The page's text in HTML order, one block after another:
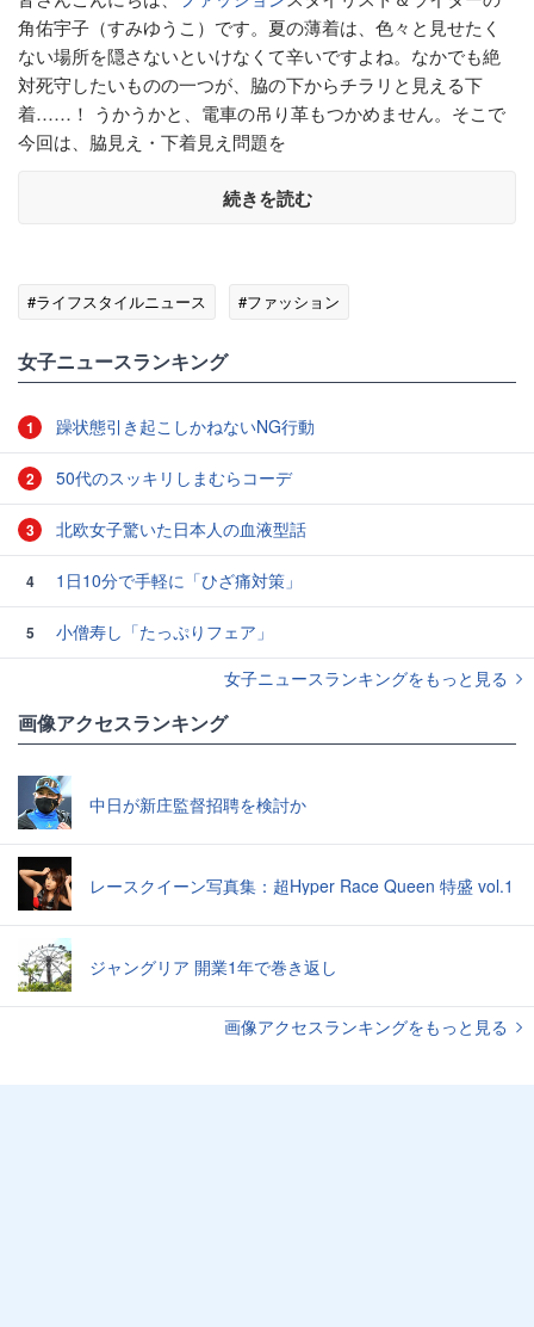
角佑宇子（すみゆうこ）です。夏の薄着は、色々と見せたく
ない場所を隠さないといけなくて辛いですよね。なかでも絶
対死守したいものの一つが、脇の下からチラリと見える下
着……！ うかうかと、電車の吊り革もつかめません。そこで
今回は、脇見え・下着見え問題を
続きを読む
#ライフスタイルニュース #ファッション
女子ニュースランキング
1 躁状態引き起こしかねないNG行動
2 50代のスッキリしまむらコーデ
3 北欧女子驚いた日本人の血液型話
4 1日10分で手軽に「ひざ痛対策」
5
小僧寿し「たっぷりフェア」
女子ニュースランキングをもっと見る
画像アクセスランキング
中日が新庄監督招聘を検討か
レースクイーン写真集：超Hyper Race Queen 特盛 vol.1
ジャングリア 開業1年で巻き返し
画像アクセスランキングをもっと見る